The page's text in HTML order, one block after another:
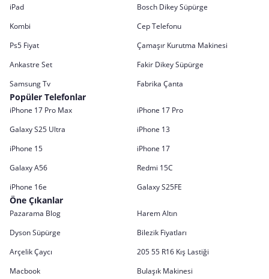
iPad
Bosch Dikey Süpürge
Kombi
Cep Telefonu
Ps5 Fiyat
Çamaşır Kurutma Makinesi
Ankastre Set
Fakir Dikey Süpürge
Samsung Tv
Fabrika Çanta
Popüler Telefonlar
iPhone 17 Pro Max
iPhone 17 Pro
Galaxy S25 Ultra
iPhone 13
iPhone 15
iPhone 17
Galaxy A56
Redmi 15C
iPhone 16e
Galaxy S25FE
Öne Çıkanlar
Pazarama Blog
Harem Altın
Dyson Süpürge
Bilezik Fiyatları
Arçelik Çaycı
205 55 R16 Kış Lastiği
Macbook
Bulaşık Makinesi